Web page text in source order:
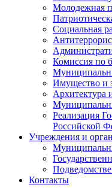
Молодежная
Социальная
Комиссия по
Имущество и
Архитектура
Реализация
Российской
Учреждения и
Контакты